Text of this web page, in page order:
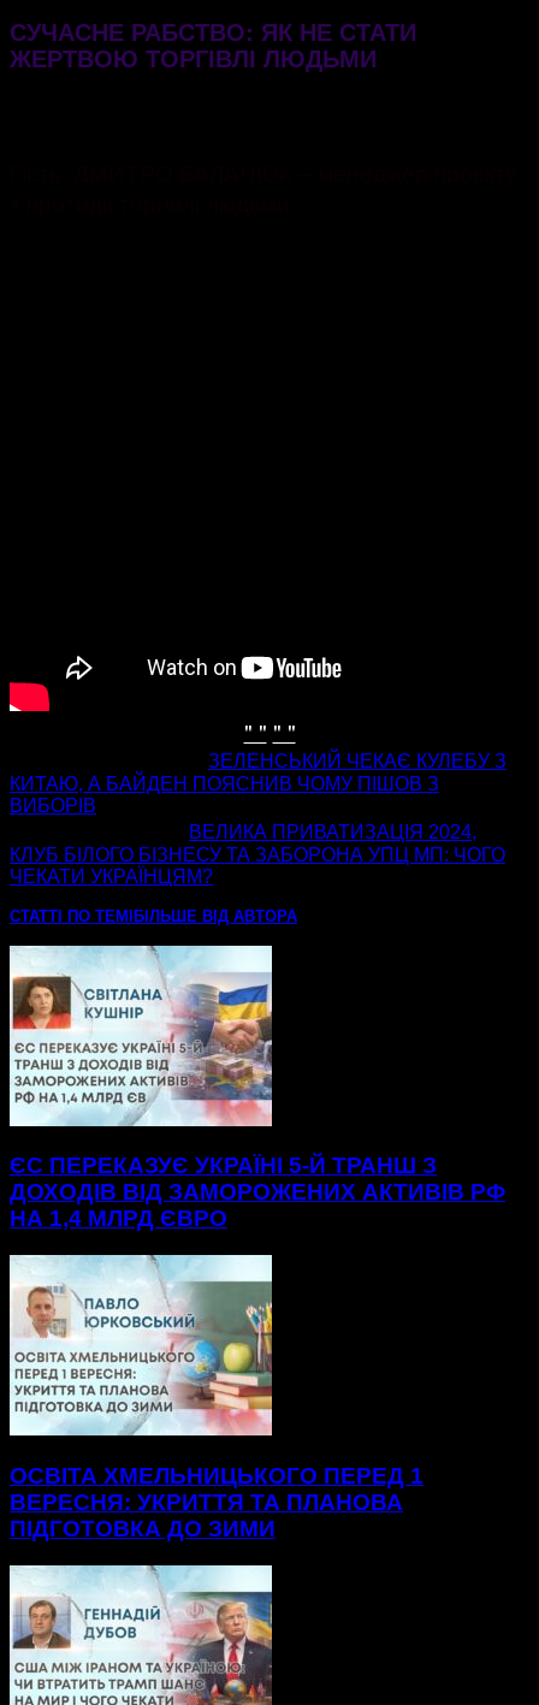
СУЧАСНЕ РАБСТВО: ЯК НЕ СТАТИ
ЖЕРТВОЮ ТОРГІВЛІ ЛЮДЬМИ
" " " "
ЗЕЛЕНСЬКИЙ ЧЕКАЄ КУЛЕБУ З
КИТАЮ, А БАЙДЕН ПОЯСНИВ ЧОМУ ПІШОВ З
ВИБОРІВ
ВЕЛИКА ПРИВАТИЗАЦІЯ 2024,
КЛУБ БІЛОГО БІЗНЕСУ ТА ЗАБОРОНА УПЦ МП: ЧОГО
ЧЕКАТИ УКРАЇНЦЯМ?
СТАТТІ ПО ТЕМІ БІЛЬШЕ ВІД АВТОРА
ЄС ПЕРЕКАЗУЄ УКРАЇНІ 5-Й ТРАНШ З
ДОХОДІВ ВІД ЗАМОРОЖЕНИХ АКТИВІВ РФ
НА 1,4 МЛРД ЄВРО
ОСВІТА ХМЕЛЬНИЦЬКОГО ПЕРЕД 1
ВЕРЕСНЯ: УКРИТТЯ ТА ПЛАНОВА
ПІДГОТОВКА ДО ЗИМИ